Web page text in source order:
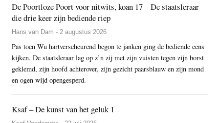
De Poortloze Poort voor nitwits, koan 17 – De staatsleraar
die drie keer zijn bediende riep
Hans van Dam - 2 augustus 2026
Pas toen Wu hartverscheurend begon te janken ging de bediende eens
kijken. De staatsleraar lag op z’n zij met zijn vuisten tegen zijn borst
geklemd, zijn hoofd achterover, zijn gezicht paarsblauw en zijn mond
en ogen wijd opengesperd.
Ksaf – De kunst van het geluk 1